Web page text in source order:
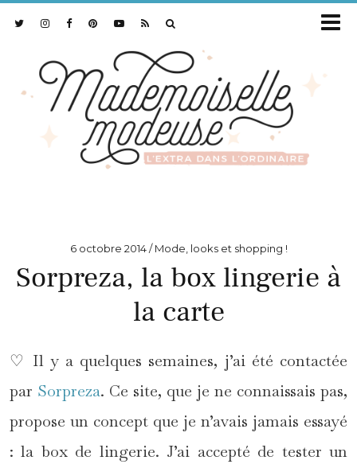
6 octobre 2014 Mode, looks et shopping !
Sorpreza, la box lingerie à
la carte
♡ Il y a quelques semaines, j’ai été contactée
par Sorpreza. Ce site, que je ne connaissais pas,
propose un concept que je n’avais jamais essayé
: la box de lingerie. J’ai accepté de tester un